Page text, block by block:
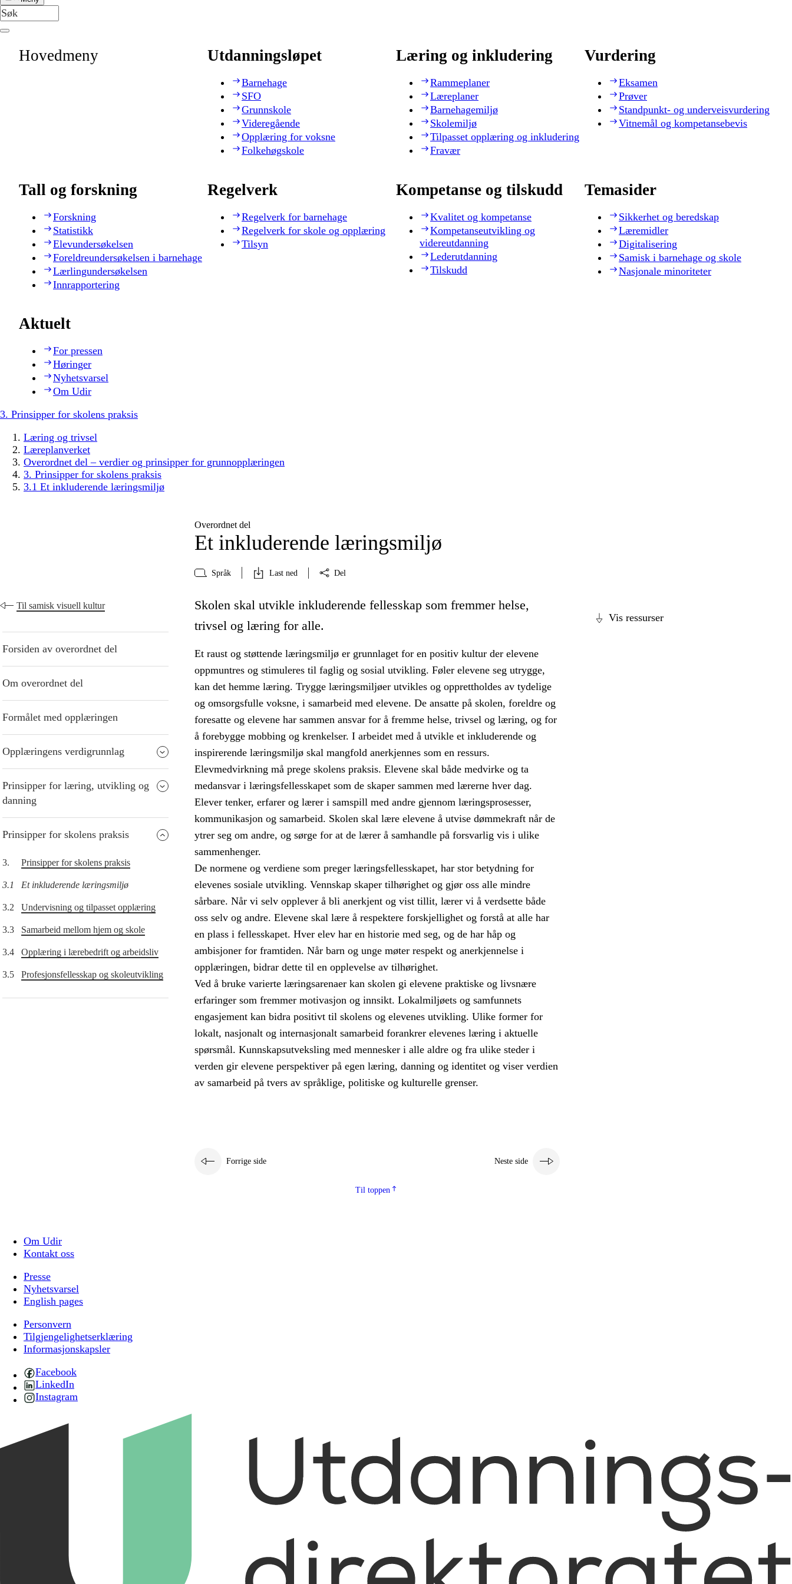
Hovedmeny Utdanningsløpet
Barnehage
SFO
Grunnskole
Videregående
Opplæring for voksne
Folkehøgskole
Læring og inkludering
Rammeplaner
Læreplaner
Barnehagemiljø
Skolemiljø
Tilpasset opplæring og inkludering
Fravær
Vurdering
Eksamen
Prøver
Standpunkt- og underveisvurdering
Vitnemål og kompetansebevis
Tall og forskning
Forskning
Statistikk
Elevundersøkelsen
Foreldreundersøkelsen i barnehage
Lærlingundersøkelsen
Innrapportering
Regelverk
Regelverk for barnehage
Regelverk for skole og opplæring
Tilsyn
Kompetanse og tilskudd
Kvalitet og kompetanse
Kompetanseutvikling og
videreutdanning
Lederutdanning
Tilskudd
Temasider
Sikkerhet og beredskap
Læremidler
Digitalisering
Samisk i barnehage og skole
Nasjonale minoriteter
Aktuelt
For pressen
Høringer
Nyhetsvarsel
Om Udir
3. Prinsipper for skolens praksis
Læring og trivsel
Læreplanverket
Overordnet del – verdier og prinsipper for grunnopplæringen
3. Prinsipper for skolens praksis
3.1 Et inkluderende læringsmiljø
Overordnet del
Et inkluderende læringsmiljø
Språk Last ned Del
Til samisk visuell kultur
Forsiden av overordnet del
Om overordnet del
Formålet med opplæringen
Opplæringens verdigrunnlag
Prinsipper for læring, utvikling og
danning
Prinsipper for skolens praksis
3. Prinsipper for skolens praksis
3.1 Et inkluderende læringsmiljø
3.2 Undervisning og tilpasset opplæring
3.3 Samarbeid mellom hjem og skole
3.4 Opplæring i lærebedrift og arbeidsliv
3.5 Profesjonsfellesskap og skoleutvikling
Vis ressurser
Skolen skal utvikle inkluderende fellesskap som fremmer helse,
trivsel og læring for alle.
Et raust og støttende læringsmiljø er grunnlaget for en positiv kultur der elevene
oppmuntres og stimuleres til faglig og sosial utvikling. Føler elevene seg utrygge,
kan det hemme læring. Trygge læringsmiljøer utvikles og opprettholdes av tydelige
og omsorgsfulle voksne, i samarbeid med elevene. De ansatte på skolen, foreldre og
foresatte og elevene har sammen ansvar for å fremme helse, trivsel og læring, og for
å forebygge mobbing og krenkelser. I arbeidet med å utvikle et inkluderende og
inspirerende læringsmiljø skal mangfold anerkjennes som en ressurs.
Elevmedvirkning må prege skolens praksis. Elevene skal både medvirke og ta
medansvar i læringsfellesskapet som de skaper sammen med lærerne hver dag.
Elever tenker, erfarer og lærer i samspill med andre gjennom læringsprosesser,
kommunikasjon og samarbeid. Skolen skal lære elevene å utvise dømmekraft når de
ytrer seg om andre, og sørge for at de lærer å samhandle på forsvarlig vis i ulike
sammenhenger.
De normene og verdiene som preger læringsfellesskapet, har stor betydning for
elevenes sosiale utvikling. Vennskap skaper tilhørighet og gjør oss alle mindre
sårbare. Når vi selv opplever å bli anerkjent og vist tillit, lærer vi å verdsette både
oss selv og andre. Elevene skal lære å respektere forskjellighet og forstå at alle har
en plass i fellesskapet. Hver elev har en historie med seg, og de har håp og
ambisjoner for framtiden. Når barn og unge møter respekt og anerkjennelse i
opplæringen, bidrar dette til en opplevelse av tilhørighet.
Ved å bruke varierte læringsarenaer kan skolen gi elevene praktiske og livsnære
erfaringer som fremmer motivasjon og innsikt. Lokalmiljøets og samfunnets
engasjement kan bidra positivt til skolens og elevenes utvikling. Ulike former for
lokalt, nasjonalt og internasjonalt samarbeid forankrer elevenes læring i aktuelle
spørsmål. Kunnskapsutveksling med mennesker i alle aldre og fra ulike steder i
verden gir elevene perspektiver på egen læring, danning og identitet og viser verdien
av samarbeid på tvers av språklige, politiske og kulturelle grenser.
Forrige side Neste side
Til toppen
Om Udir
Kontakt oss
Presse
Nyhetsvarsel
English pages
Personvern
Tilgjengelighetserklæring
Informasjonskapsler
Facebook
LinkedIn
Instagram